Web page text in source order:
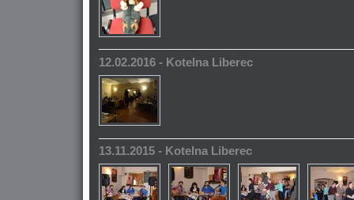
12.02.2016 - Kotelna Liberec
13.11.2015 - Kotelna Liberec